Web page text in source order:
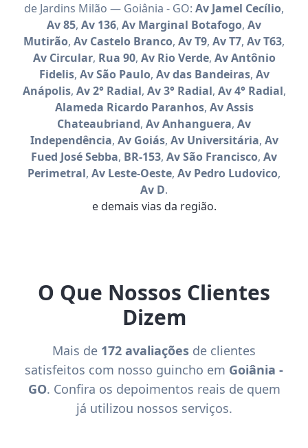
de Jardins Milão — Goiânia - GO: Av Jamel Cecílio,
Av 85, Av 136, Av Marginal Botafogo, Av
Mutirão, Av Castelo Branco, Av T9, Av T7, Av T63,
Av Circular, Rua 90, Av Rio Verde, Av Antônio
Fidelis, Av São Paulo, Av das Bandeiras, Av
Anápolis, Av 2° Radial, Av 3° Radial, Av 4° Radial,
Alameda Ricardo Paranhos, Av Assis
Chateaubriand, Av Anhanguera, Av
Independência, Av Goiás, Av Universitária, Av
Fued José Sebba, BR-153, Av São Francisco, Av
Perimetral, Av Leste-Oeste, Av Pedro Ludovico,
Av D.
e demais vias da região.
O Que Nossos Clientes
Dizem
Mais de 172 avaliações de clientes
satisfeitos com nosso guincho em Goiânia -
GO. Confira os depoimentos reais de quem
já utilizou nossos serviços.